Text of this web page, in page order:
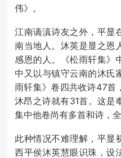
伟》。
江南谪滇诗友之外，平显
南当地人。沐英是显之恩
感恩的人。《松雨轩集》
中又以与镇守云南的沐氏
雨轩集》卷四共收诗47首
沐昂之诗就有31首。这是
集中他卷尚有多首和诗，
此种情况不难理解，平显
西平侯沐英慧眼识珠，设